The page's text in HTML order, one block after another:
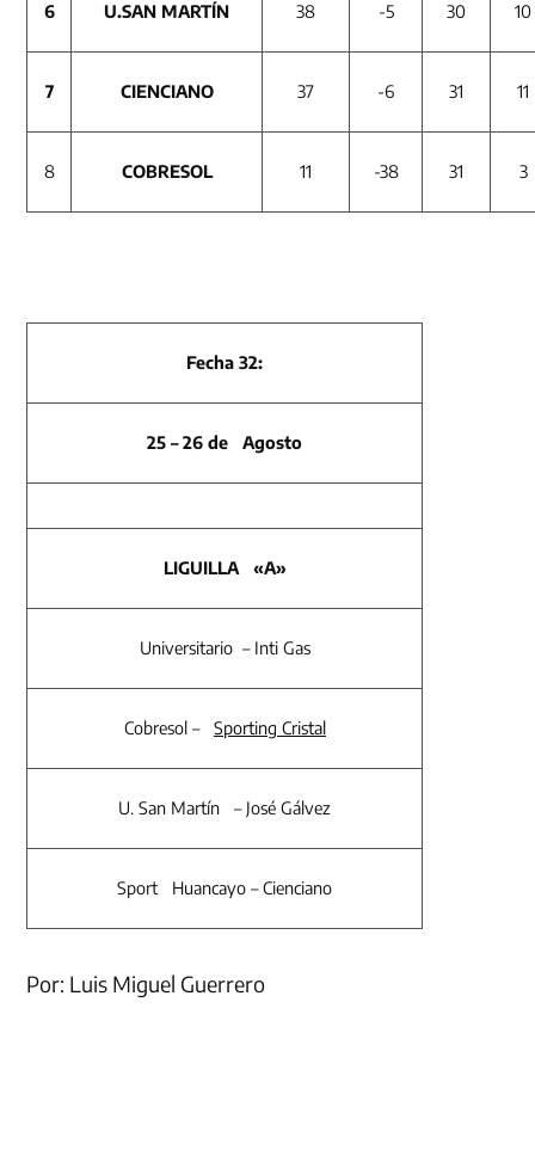
6 U.SAN MARTÍN 38 -5 30 10
7 CIENCIANO 37 -6 31 11
8 COBRESOL 11 -38 31 3
Fecha 32:
25 – 26 de Agosto
LIGUILLA «A»
Universitario – Inti Gas
Cobresol – Sporting Cristal
U. San Martín – José Gálvez
Sport Huancayo – Cienciano
Por: Luis Miguel Guerrero